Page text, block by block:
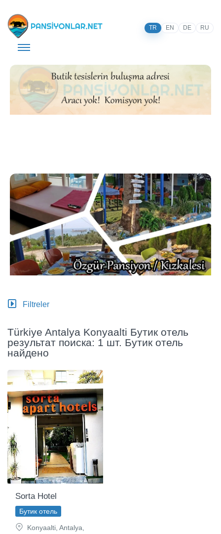
TR EN DE RU
Filtreler
Türkiye Antalya Konyaalti Бутик отель
результат поиска: 1 шт. Бутик отель
найдено
Sorta Hotel
Бутик отель
Konyaalti, Antalya,